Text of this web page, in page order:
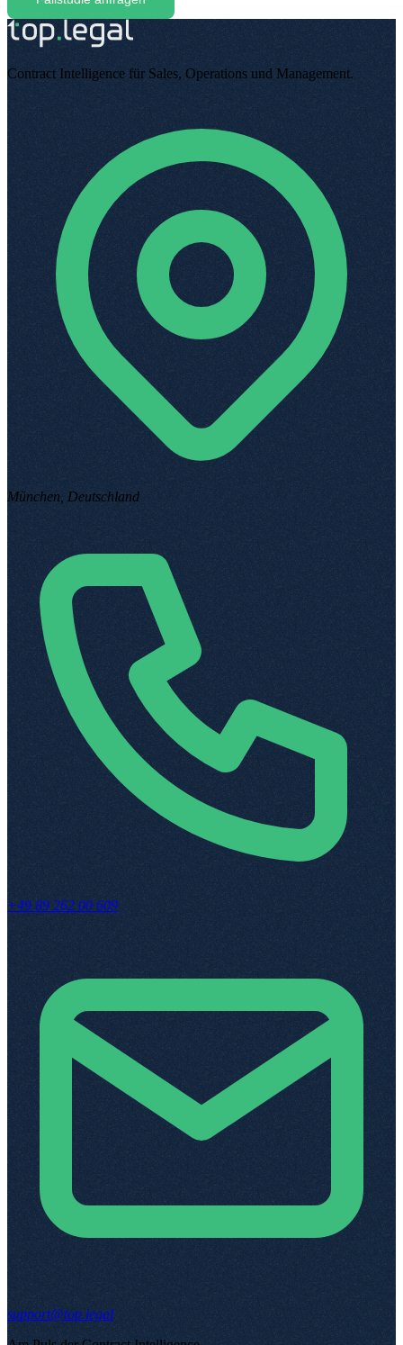
Contract Intelligence für Sales, Operations und Management.
München, Deutschland
+49 89 262 00 609
support@top.legal